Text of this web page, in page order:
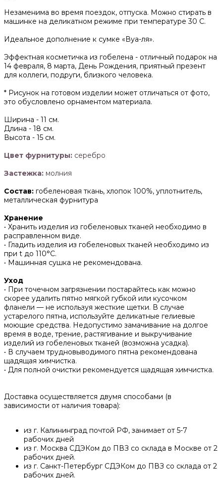
Незаменима во время поездок, отпуска. Можно стирать в
машинке на деликатном режиме при температуре 30 С.
Идеальное дополнение к сумке «Вуа-ля».
Эффектная косметичка из гобелена - отличный подарок на
14 февраля, 8 марта, День Рождения, приятный презент
для коллеги, подруги, близкого человека.
* Рисунок на готовом изделии может отличаться от фото,
это обусловлено орнаментом материала.
Ширина - 11 см.
Длина - 18 см.
Высота - 15 см.
Цвет фурнитуры: серебро
Застежка: молния
Состав: гобеленовая ткань, хлопок 100%, уплотнитель,
металлическая фурнитура
Хранение
• Хранить изделия из гобеленовых тканей необходимо в
расправленном виде.
• ‌Гладить изделия из гобеленовых тканей необходимо из
при t до 110°С.
• ‌Машинная сушка не рекомендована.
Уход
• При точечном загрязнении постарайтесь как можно
скорее удалить пятно мягкой губкой или кусочком
фланели — не используя жесткие щетки. В случае
устарелого пятна, используйте деликатные гелиевые
моющие средства. Недопустимо замачивание на долгое
время в воде, трение, растягивание и выкручивание
изделий из гобеленовых тканей (возможна усадка).
• В случаем трудновыводимого пятна рекомендована
щадящая химчистка.
• Для полной очистки рекомендуется щадящая химчистка.
Доставка осуществляется двумя способами (в
зависимости от наличия товара):
из г. Калининград почтой РФ, занимает от 5-7
рабочих дней
из г. Москва СДЭКом до ПВЗ со склада в Москве от 2
рабочих дней.
из г. Санкт-Петербург СДЭКом до ПВЗ со склада от 2
рабочих дней.